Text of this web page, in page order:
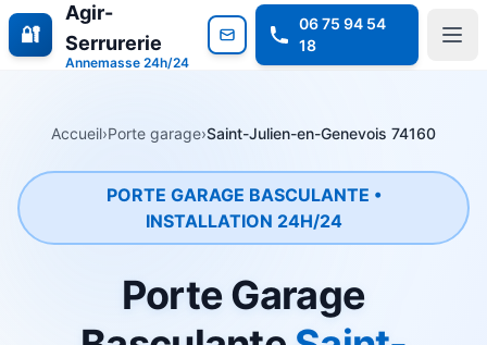
🔐
Agir-
Serrurerie
Annemasse 24h/24
06 75 94 54
18
Accueil›Porte garage›Saint-Julien-en-Genevois 74160
PORTE GARAGE BASCULANTE •
INSTALLATION 24H/24
Porte Garage